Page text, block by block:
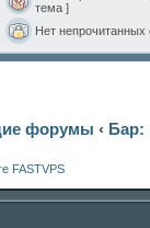
тема ]
Нет
форумы ‹ Бар:
FASTVPS